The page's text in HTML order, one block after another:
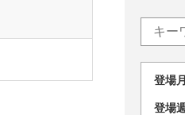
登
登